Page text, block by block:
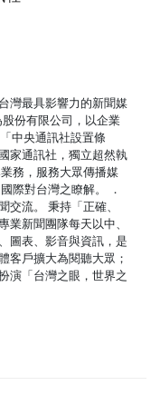
灣最具影響力的新聞媒
份有限公司，以企業
中央通訊社設置條
家通訊社，獨立超然執
務，服務大眾傳播媒
際對台灣之瞭解。 ．
流。 秉持「正確、
新聞團隊每天以中、
圖表、影音與資訊，是
客戶擴大為閱聽大眾；
演「台灣之眼，世界之